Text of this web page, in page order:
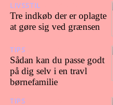
LIVSSTIL
Tre indkøb der er oplagte
at gøre sig ved grænsen
TIPS
Sådan kan du passe godt
på dig selv i en travl
børnefamilie
TIPS